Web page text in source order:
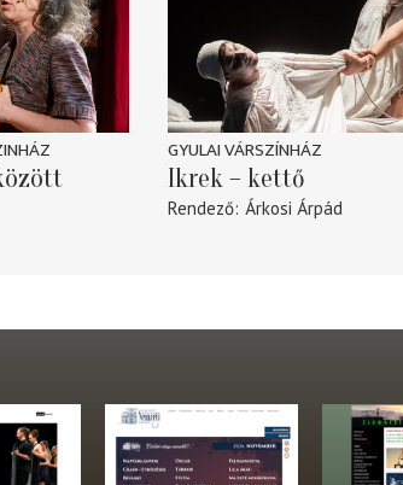
GYULAI VÁRSZÍNHÁZ
Ikrek – kettő
Rendező Árkosi Árpád